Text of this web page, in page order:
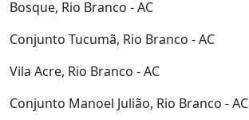
Bosque, Rio Branco - AC
Conjunto Tucumã, Rio Branco - AC
Vila Acre, Rio Branco - AC
Conjunto Manoel Julião, Rio Branco - AC